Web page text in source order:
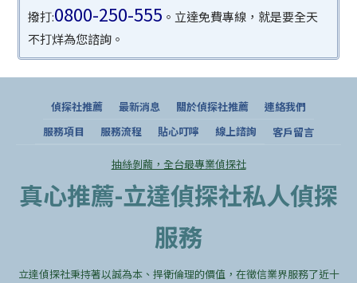
撥打:0800-250-555 。立達免費專線，就是要全天
不打烊為您諮詢。
偵探社推薦 最新消息 關於偵探社推薦
連絡我們
服務項目
服務流程 貼心叮嚀 線上諮詢 客戶留言
抽絲剝繭，全台最專業偵探社
真心推薦-立達偵探社私人偵探
服務
立達偵探社秉持著以誠為本、捍衛倫理的價值，在徵信業界服務了近十